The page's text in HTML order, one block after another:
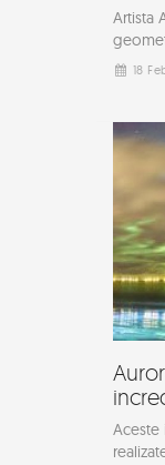
Artista
18
Aceste